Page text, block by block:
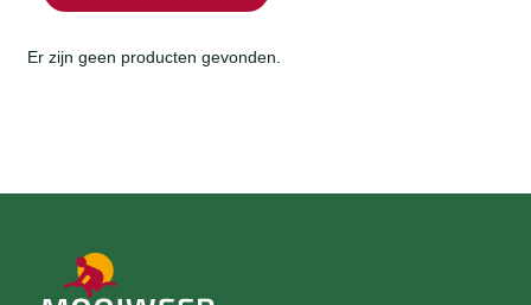
Er zijn geen producten gevonden.